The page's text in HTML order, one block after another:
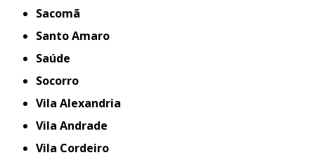
Sacomã
Santo Amaro
Saúde
Socorro
Vila Alexandria
Vila Andrade
Vila Cordeiro